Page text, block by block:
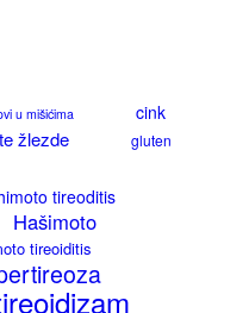
u mišićima cink
žlezde gluten
tireoditis
Hašimoto
tireoiditis